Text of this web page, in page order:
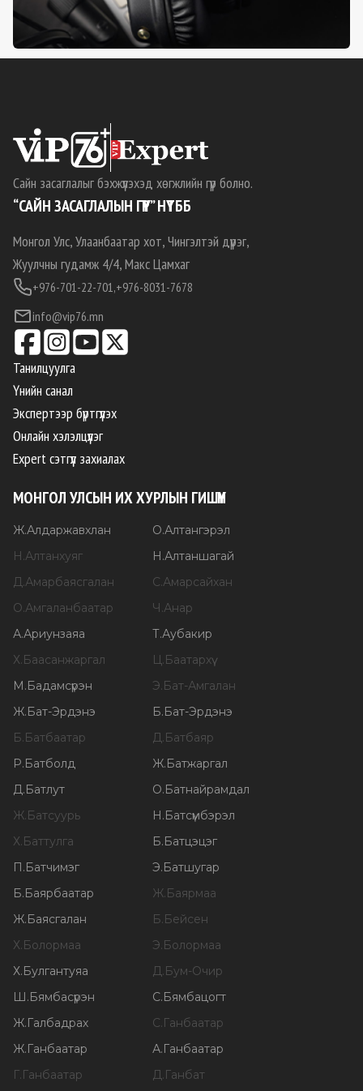
Сайн засаглалыг бэхжүүлэхэд хөгжлийн гүүр болно.
“САЙН ЗАСАГЛАЛЫН ГҮҮР” НҮТББ
Монгол Улс, Улаанбаатар хот, Чингэлтэй дүүрэг,
Жуулчны гудамж 4/4, Макс Цамхаг
+976-701-22-701,+976-8031-7678
info@vip76.mn
Танилцуулга
Үнийн санал
Экспертээр бүртгүүлэх
Онлайн хэлэлцүүлэг
Expert сэтгүүл захиалах
МОНГОЛ УЛСЫН ИХ ХУРЛЫН ГИШҮҮН
Ж.Алдаржавхлан О.Алтангэрэл
Н .Алтанхуяг Н .Алтаншагай
Д.Амарбаясгалан С.Амарсайхан
О.Амгаланбаатар Ч .Анар
А.Ариунзаяа Т.Аубакир
Х. Баасанжаргал Ц. Баатархүү
М . Бадамсүрэн Э. Бат-Амгалан
Ж. Бат-Эрдэнэ Б. Бат-Эрдэнэ
Б. Батбаатар Д. Батбаяр
Р. Батболд Ж. Батжаргал
Д. Батлут О. Батнайрамдал
Ж. Батсуурь Н . Батсүмбэрэл
Х. Баттулга Б. Батцэцэг
П . Батчимэг Э. Батшугар
Б. Баярбаатар Ж. Баярмаа
Ж. Баясгалан Б. Бейсен
Х. Болормаа Э. Болормаа
Х. Булгантуяа Д. Бум-Очир
Ш . Бямбасүрэн С. Бямбацогт
Ж. Галбадрах С. Ганбаатар
Ж. Ганбаатар А. Ганбаатар
Г. Ганбаатар Д. Ганбат